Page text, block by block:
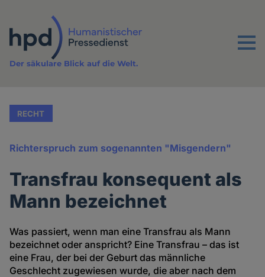
Inhalt
Menu
Der säkulare Blick auf die Welt.
RECHT
Richterspruch zum sogenannten "Misgendern"
Transfrau konsequent als
Mann bezeichnet
Was passiert, wenn man eine Transfrau als Mann
bezeichnet oder anspricht? Eine Transfrau – das ist
eine Frau, der bei der Geburt das männliche
Geschlecht zugewiesen wurde, die aber nach dem